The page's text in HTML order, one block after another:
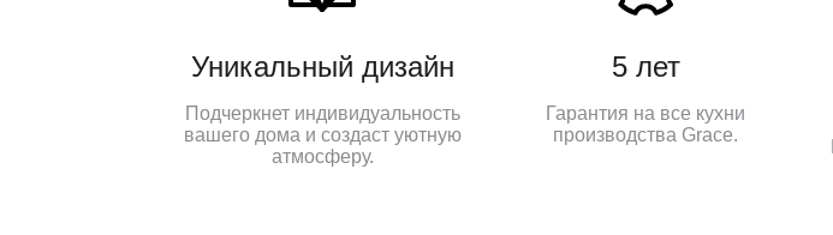
Уникальный дизайн
Подчеркнет индивидуальность
вашего дома и создаст уютную
атмосферу.
5 лет
Гарантия на все кухни
производства Grace.